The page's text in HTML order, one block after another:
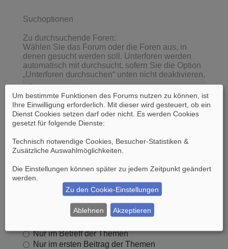
Suchoptionen
Zu durchsuchende Foren:
Wählen Sie das Forum oder die Foren aus, in
denen gesucht werden soll. Unterforen werden
automatisch mit durchsucht, sofern Sie die Option
„Unterforen durchsuchen“ unten nicht deaktivieren.
Unterforen durchsuchen:
Nein
Innerhalb suchen:
Betreff und Text der Beiträge
Nur im Betreff der Themen
Nur im ersten Beitrag der Themen
Um bestimmte Funktionen des Forums nutzen zu können, ist
Ihre Einwilligung erforderlich. Mit dieser wird gesteuert, ob ein
Dienst Cookies setzen darf oder nicht. Es werden Cookies
gesetzt für folgende Dienste:
Technisch notwendige Cookies, Besucher-Statistiken &
Zusätzliche Auswahlmöglichkeiten
Die Einstellungen können später zu jedem Zeitpunkt geändert
werden.
Zu den Cookie-Einstellungen
Ablehnen Akzeptieren